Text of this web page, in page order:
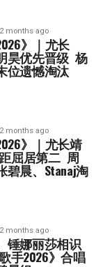
2 months ago
》｜尤长
昊优先晋级  杨
位遗憾淘汰
2 months ago
》｜尤长靖
屈居第二  周
碧晨、Stanaj淘
2 months ago
锤娜丽莎相识
手2026》合唱